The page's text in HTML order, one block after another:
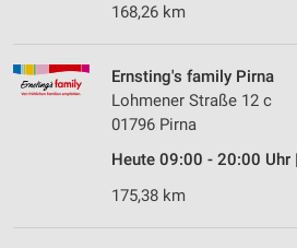
168,26 km
Ernsting's family Pirna
Lohmener Straße 12 c
01796 Pirna
Heute 09:00 - 20:00 Uhr |
175,38 km